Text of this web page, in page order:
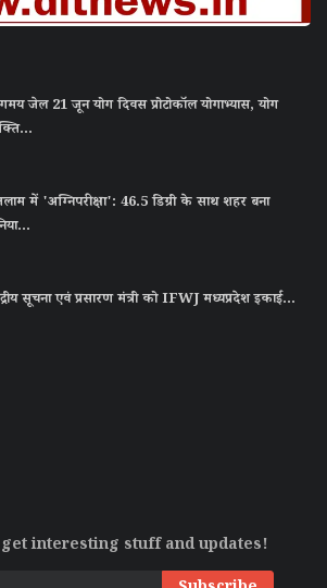
जेल 21 जून योग दिवस प्रोटोकॉल योगाभ्यास, योग
में 'अग्निपरीक्षा': 46.5 डिग्री के साथ शहर बना
सूचना एवं प्रसारण मंत्री को IFWJ मध्यप्रदेश इकाई...
interesting stuff and updates!